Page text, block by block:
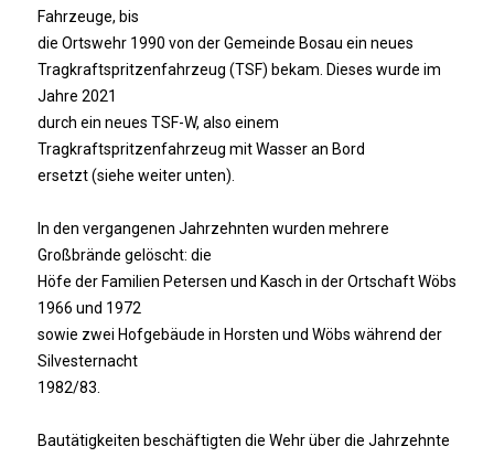
Fahrzeuge, bis
die Ortswehr 1990 von der Gemeinde Bosau ein neues
Tragkraftspritzenfahrzeug (TSF) bekam. Dieses wurde im
Jahre 2021
durch ein neues TSF-W, also einem
Tragkraftspritzenfahrzeug mit Wasser an Bord
ersetzt (siehe weiter unten).
In den vergangenen Jahrzehnten wurden mehrere
Großbrände gelöscht: die
Höfe der Familien Petersen und Kasch in der Ortschaft Wöbs
1966 und 1972
sowie zwei Hofgebäude in Horsten und Wöbs während der
Silvesternacht
1982/83.
Bautätigkeiten beschäftigten die Wehr über die Jahrzehnte